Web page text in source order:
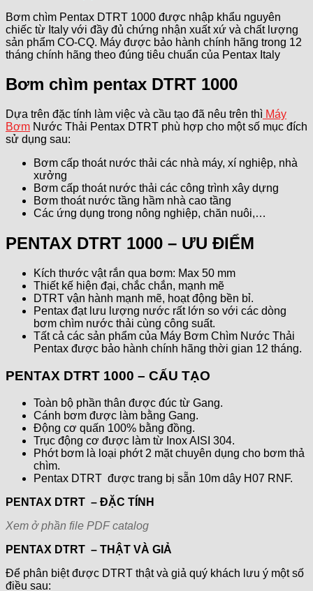
Bơm chìm Pentax DTRT 1000 được nhập khẩu nguyên
chiếc từ Italy với đầy đủ chứng nhận xuất xứ và chất lượng
sản phẩm CO-CQ. Máy được bảo hành chính hãng trong 12
tháng chính hãng theo đúng tiêu chuẩn của Pentax Italy
Bơm chìm pentax DTRT 1000
Dựa trên đặc tính làm việc và cầu tạo đã nêu trên thì Máy
Bơm Nước Thải Pentax DTRT phù hợp cho một số mục đích
sử dụng sau:
Bơm cấp thoát nước thải các nhà máy, xí nghiệp, nhà
xưởng
Bơm cấp thoát nước thải các công trình xây dựng
Bơm thoát nước tầng hầm nhà cao tầng
Các ứng dụng trong nông nghiệp, chăn nuôi,…
PENTAX DTRT 1000 – ƯU ĐIỂM
Kích thước vật rắn qua bơm: Max 50 mm
Thiết kế hiện đại, chắc chắn, mạnh mẽ
DTRT vận hành mạnh mẽ, hoạt động bền bỉ.
Pentax đạt lưu lượng nước rất lớn so với các dòng
bơm chìm nước thải cùng công suất.
Tất cả các sản phẩm của Máy Bơm Chìm Nước Thải
Pentax được bảo hành chính hãng thời gian 12 tháng.
PENTAX DTRT 1000 – CẤU TẠO
Toàn bộ phần thân được đúc từ Gang.
Cánh bơm được làm bằng Gang.
Động cơ quấn 100% bằng đồng.
Trục động cơ được làm từ Inox AISI 304.
Phớt bơm là loại phớt 2 mặt chuyên dụng cho bơm thả
chìm.
Pentax DTRT được trang bị sẵn 10m dây H07 RNF.
PENTAX DTRT – ĐẶC TÍNH
Xem ở phần file PDF catalog
PENTAX DTRT – THẬT VÀ GIẢ
Để phân biệt được DTRT thật và giả quý khách lưu ý một số
điều sau: